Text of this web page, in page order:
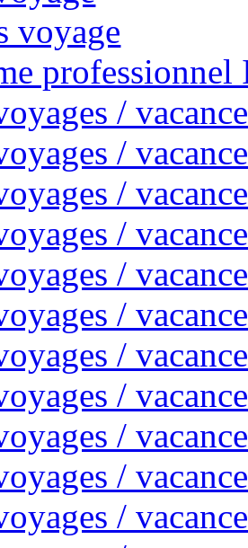
voyage
/
/
/
/
/
/
/
/
/
/
/